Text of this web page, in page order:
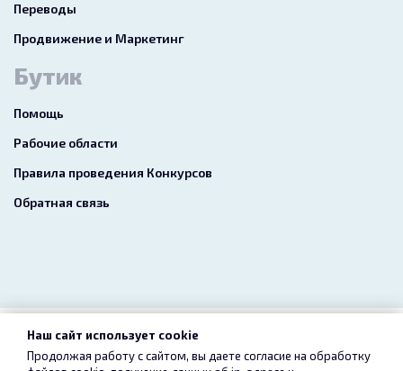
Переводы
Продвижение и Маркетинг
Бутик
Помощь
Рабочие области
Правила проведения Конкурсов
Обратная связь
2026 freelance.boutique
Наш сайт использует cookie
Продолжая работу с сайтом, вы даете согласие на обработку